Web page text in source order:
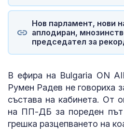
Нов парламент, нови
аплодиран,
председател за
В ефира на Bulgaria ON
Румен Радев не говориха
състава на кабинета. От
на ПП-ДБ за пореден път
грешка разцепването на